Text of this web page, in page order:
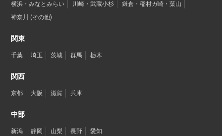
横浜・みなとみらい 川崎・武蔵小杉
鎌倉・稲村ガ崎・葉山
神奈川 (その他)
関東
千葉 埼玉 茨城 群馬 栃木
関西
京都 大阪 滋賀 兵庫
中部
新潟 静岡 山梨 長野 愛知